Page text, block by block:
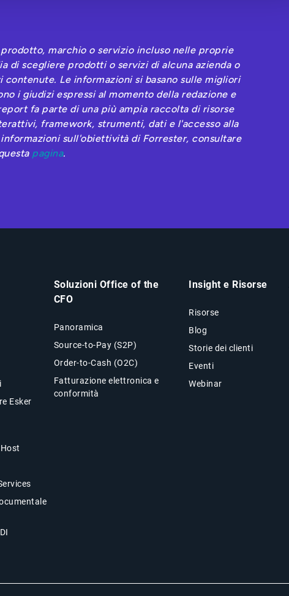
marchio o servizio incluso nelle proprie
di scegliere prodotti o servizi di alcuna azienda o
contenute. Le informazioni si basano sulle migliori
i giudizi espressi al momento della redazione e
fa parte di una più ampia raccolta di risorse
framework, strumenti, dati e l'accesso alla
sull'obiettività di Forrester, consultare
pagina.
Esker
Soluzioni Office of the
CFO
Panoramica
Source-to-Pay (S2P)
Order-to-Cash (O2C)
Fatturazione elettronica e
conformità
Insight e Risorse
Risorse
Blog
Storie dei clienti
Eventi
Webinar